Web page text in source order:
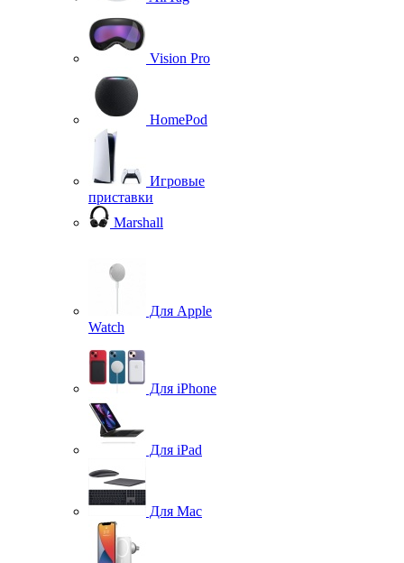
Vision Pro
HomePod
Игровые
приставки
Marshall
Для Apple
Watch
Для iPhone
Для iPad
Для Mac